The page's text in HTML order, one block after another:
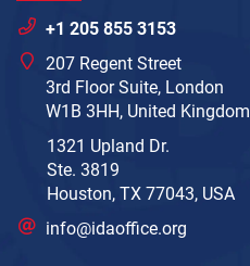
+1 205 855 3153
207 Regent Street
3rd Floor Suite, London
W1B 3HH, United Kingdom
1321 Upland Dr.
Ste. 3819
Houston, TX 77043, USA
info@idaoffice.org